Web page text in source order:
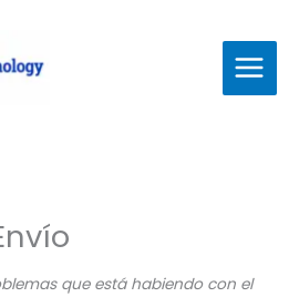
que está habiendo con el